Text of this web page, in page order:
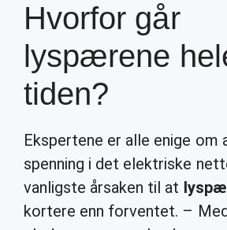
Hvorfor går
lyspærene
tiden?
Ekspertene er alle enige om
spenning i det elektriske
vanligste årsaken til at
kortere enn forventet. –